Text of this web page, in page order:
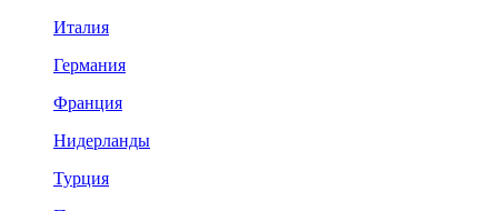
Италия
Германия
Франция
Нидерланды
Турция